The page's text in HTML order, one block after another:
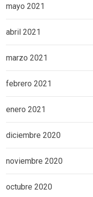
mayo 2021
abril 2021
marzo 2021
febrero 2021
enero 2021
diciembre 2020
noviembre 2020
octubre 2020